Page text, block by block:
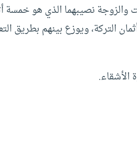
والزوجة نصيبهما الذي هو خمسة
التركة، ويوزع بينهم بطريق